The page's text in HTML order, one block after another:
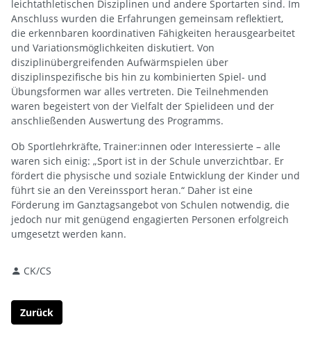
leichtathletischen Disziplinen und andere Sportarten sind. Im
Anschluss wurden die Erfahrungen gemeinsam reflektiert,
die erkennbaren koordinativen Fähigkeiten herausgearbeitet
und Variationsmöglichkeiten diskutiert. Von
disziplinübergreifenden Aufwärmspielen über
disziplinspezifische bis hin zu kombinierten Spiel- und
Übungsformen war alles vertreten. Die Teilnehmenden
waren begeistert von der Vielfalt der Spielideen und der
anschließenden Auswertung des Programms.
Ob Sportlehrkräfte, Trainer:innen oder Interessierte – alle
waren sich einig: „Sport ist in der Schule unverzichtbar. Er
fördert die physische und soziale Entwicklung der Kinder und
führt sie an den Vereinssport heran.“ Daher ist eine
Förderung im Ganztagsangebot von Schulen notwendig, die
jedoch nur mit genügend engagierten Personen erfolgreich
umgesetzt werden kann.
CK/CS
Zurück